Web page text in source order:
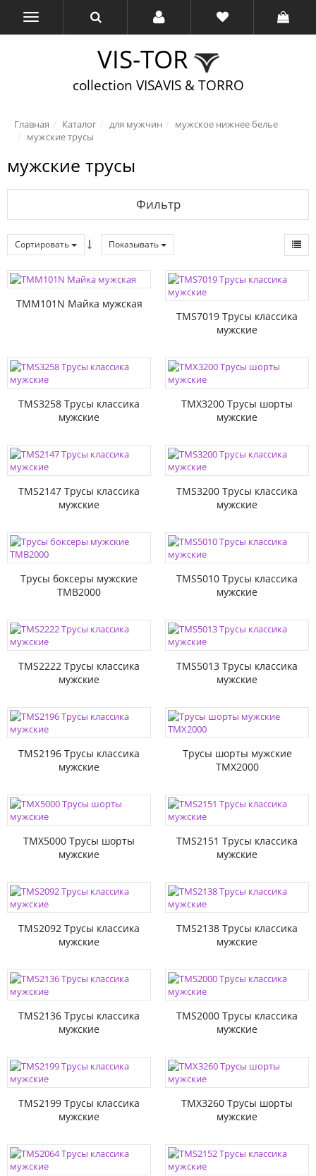
VIS-TOR
collection VISAVIS & TORRO
Главная Каталог для мужчин
мужское нижнее белье
мужские трусы
мужские трусы
Фильтр
Сортировать Показывать
TMM101N Майка мужская
TMS7019 Трусы классика
мужские
TMS3258 Трусы классика
мужские
TMX3200 Трусы шорты
мужские
TMS2147 Трусы классика
мужские
TMS3200 Трусы классика
мужские
Трусы боксеры мужские
TMB2000
TMS5010 Трусы классика
мужские
TMS2222 Трусы классика
мужские
TMS5013 Трусы классика
мужские
TMS2196 Трусы классика
мужские
Трусы шорты мужские
TMX2000
TMX5000 Трусы шорты
мужские
TMS2151 Трусы классика
мужские
TMS2092 Трусы классика
мужские
TMS2138 Трусы классика
мужские
TMS2136 Трусы классика
мужские
TMS2000 Трусы классика
мужские
TMS2199 Трусы классика
мужские
TMX3260 Трусы шорты
мужские